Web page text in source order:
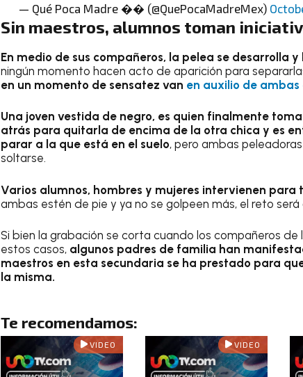
— Qué Poca Madre �� (@QuePocaMadreMex)
Sin maestros, alumnos toman
En medio de sus compañeros, la pelea se desarrolla
ningún momento hacen acto de aparición para
en un momento de sensatez van en auxilio de
Una joven vestida de negro, es quien finalmente
atrás para quitarla de encima de la otra chica y es
parar a la que está en el suelo, pero ambas
soltarse.
Varios alumnos, hombres y mujeres intervienen
ambas estén de pie y ya no se golpeen más, el reto será
Si bien la grabación se corta cuando los compañeros de
estos casos, algunos padres de familia han
maestros en esta secundaria se ha prestado para
la misma.
Te recomendamos:
VIDEO VIDEO